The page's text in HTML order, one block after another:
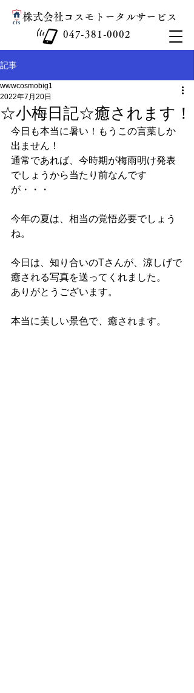
​株式会社コスモトータルサービス
047-381-0002
記事
☆小梅日記☆癒されます！
wwwcosmobig1
2022年7月20日
今日も本当に暑い！もうこの言葉しか
出ません！
通常であれば、今時期が梅雨明け発表
でしょうから当たり前なんです
が・・・
今年の夏は、相当の覚悟必要でしょう
ね。
今日は、知り合いのTさんが、涼しげで
癒される写真を送ってくれました。
ありがとうございます。
本当に美しい景色で、癒されます。